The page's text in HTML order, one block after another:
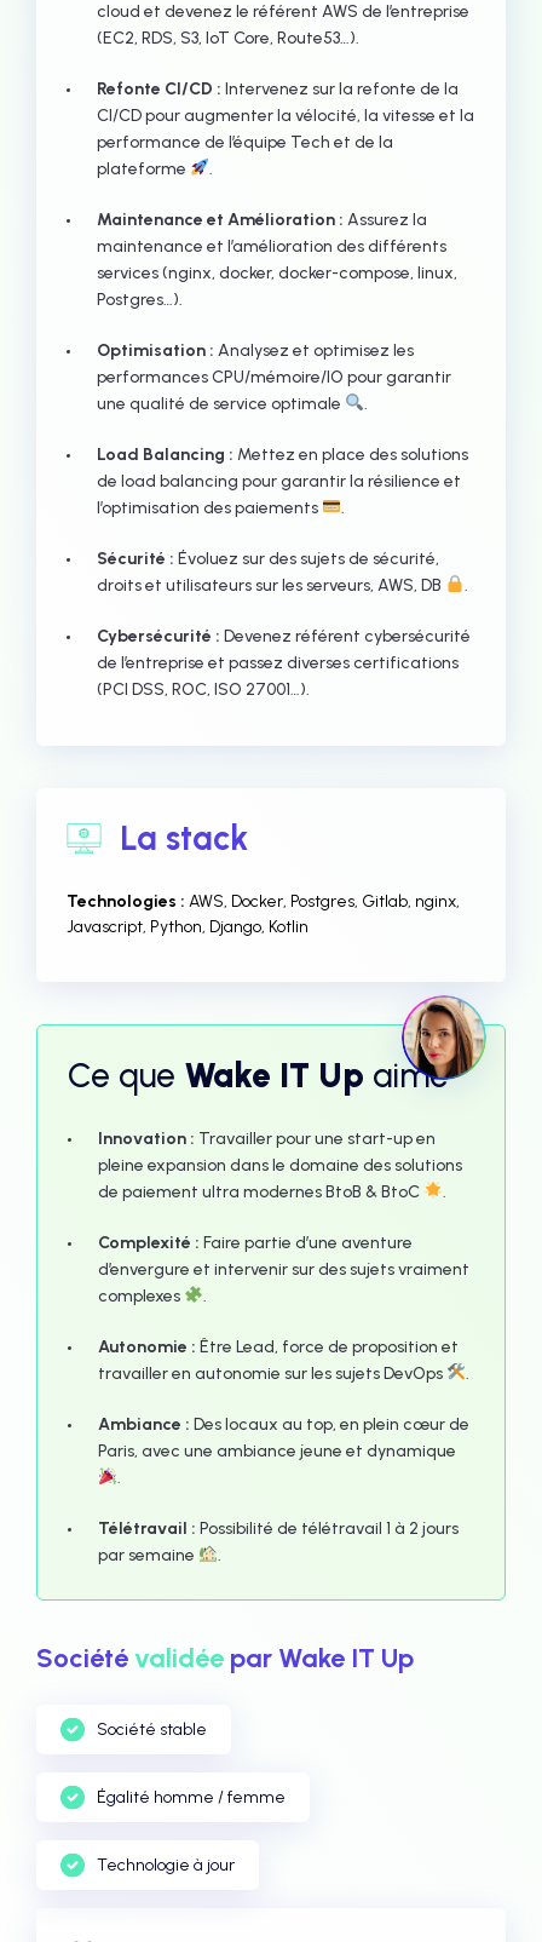
cloud et devenez le référent AWS de l’entreprise
(EC2, RDS, S3, IoT Core, Route53…).
Refonte CI/CD : Intervenez sur la refonte de la
CI/CD pour augmenter la vélocité, la vitesse et la
performance de l’équipe Tech et de la
plateforme
.
Maintenance et Amélioration : Assurez la
maintenance et l’amélioration des différents
services (nginx, docker, docker-compose, linux,
Postgres…).
Optimisation : Analysez et optimisez les
performances CPU/mémoire/IO pour garantir
une qualité de service optimale
.
Load Balancing : Mettez en place des solutions
de load balancing pour garantir la résilience et
l’optimisation des paiements
.
Sécurité : Évoluez sur des sujets de sécurité,
droits et utilisateurs sur les serveurs, AWS, DB
.
Cybersécurité : Devenez référent cybersécurité
de l’entreprise et passez diverses certifications
(PCI DSS, ROC, ISO 27001…).
La stack
Technologies : AWS, Docker, Postgres, Gitlab, nginx,
Javascript, Python, Django, Kotlin
Ce que Wake IT Up aime
Innovation : Travailler pour une start-up en
pleine expansion dans le domaine des solutions
de paiement ultra modernes BtoB & BtoC
.
Complexité : Faire partie d’une aventure
d’envergure et intervenir sur des sujets vraiment
complexes
.
Autonomie : Être Lead, force de proposition et
travailler en autonomie sur les sujets DevOps
.
Ambiance : Des locaux au top, en plein cœur de
Paris, avec une ambiance jeune et dynamique
.
Télétravail : Possibilité de télétravail 1 à 2 jours
par semaine
.
Sociétévalidée par Wake IT Up
Société stable
Égalité homme / femme
Technologie à jour